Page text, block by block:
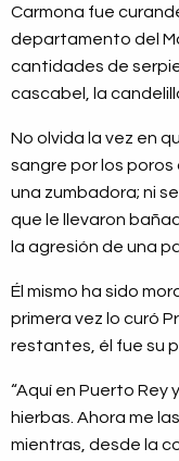
Carmona fue
departamento del
cantidades de
cascabel, la
No olvida la vez en
sangre por los
una zumbadora; ni
que le llevaron
la agresión de una
Él mismo ha sido
primera vez lo curó
restantes, él fue su
“Aquí en Puerto Rey
hierbas. Ahora me
mientras, desde la